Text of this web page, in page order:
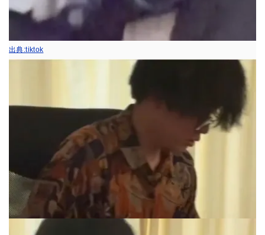
出典:tiktok